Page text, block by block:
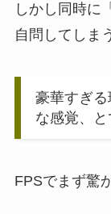
しかし同時に
自問してしま
豪華すぎ
な感覚、と
FPSでまず驚